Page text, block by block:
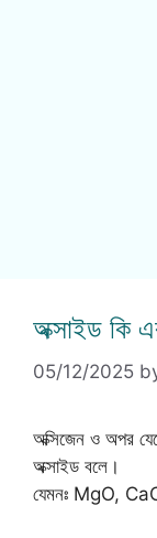
অক্সাইড কি
05/12/2025
অক্সিজেন ও অপর
অক্সাইড বলে।
যেমনঃ MgO,